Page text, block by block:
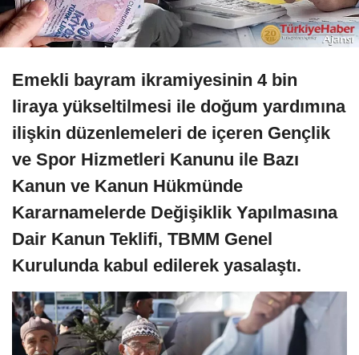
Emekli bayram ikramiyesinin 4 bin
liraya yükseltilmesi ile doğum yardımına
ilişkin düzenlemeleri de içeren Gençlik
ve Spor Hizmetleri Kanunu ile Bazı
Kanun ve Kanun Hükmünde
Kararnamelerde Değişiklik Yapılmasına
Dair Kanun Teklifi, TBMM Genel
Kurulunda kabul edilerek yasalaştı.